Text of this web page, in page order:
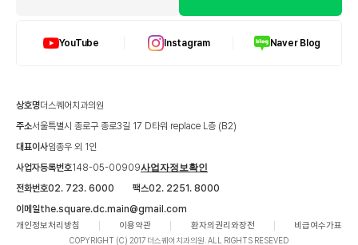
YouTube Instagram Naver Blog
상호명더스퀘어치과의원
주소서울특별시 종로구 종로3길 17 D타워 replace L층 (B2)
대표이사임종우 외 1인
사업자등록번호148-05-00909사업자정보확인
전화번호02. 723. 6000 팩스02. 2251. 8000
이메일the.square.dc.main@gmail.com
개인정보처리방침 이용약관 환자의권리와장전 비급여수가표
COPYRIGHT (C) 2017 더스퀘어치과의원. ALL RIGHTS RESEVED